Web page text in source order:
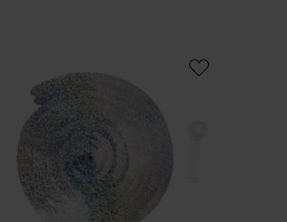
Spiralluftschlangen 60cm 6 Stück